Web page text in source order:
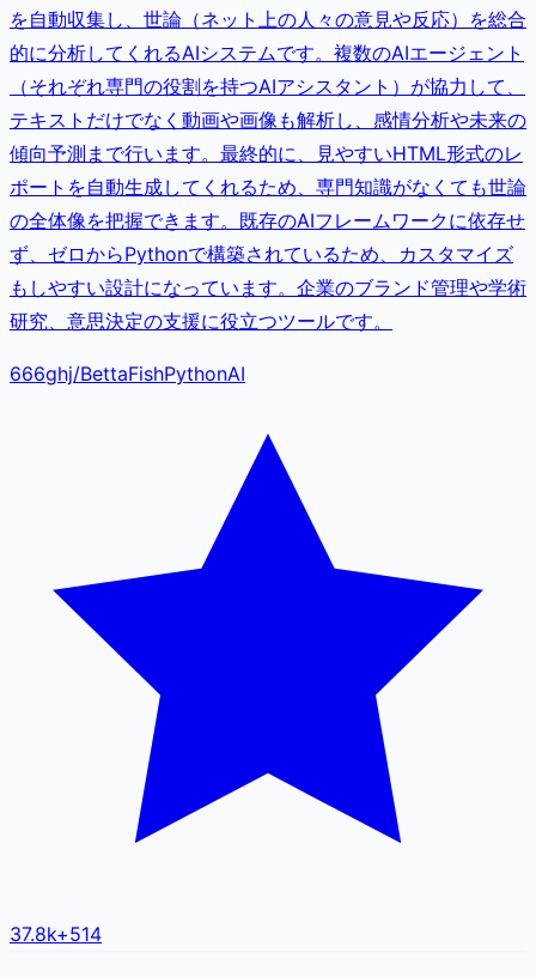
を自動収集し、世論（ネット上の人々の意見や反応）を総合
的に分析してくれるAIシステムです。複数のAIエージェント
（それぞれ専門の役割を持つAIアシスタント）が協力して、
テキストだけでなく動画や画像も解析し、感情分析や未来の
傾向予測まで行います。最終的に、見やすいHTML形式のレ
ポートを自動生成してくれるため、専門知識がなくても世論
の全体像を把握できます。既存のAIフレームワークに依存せ
ず、ゼロからPythonで構築されているため、カスタマイズ
もしやすい設計になっています。企業のブランド管理や学術
研究、意思決定の支援に役立つツールです。
666ghj/BettaFishPythonAI
37.8k+514